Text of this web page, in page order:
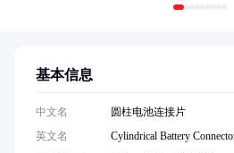
基本信息
中文名
圆柱电池连接片
英文名
Cylindrical Battery